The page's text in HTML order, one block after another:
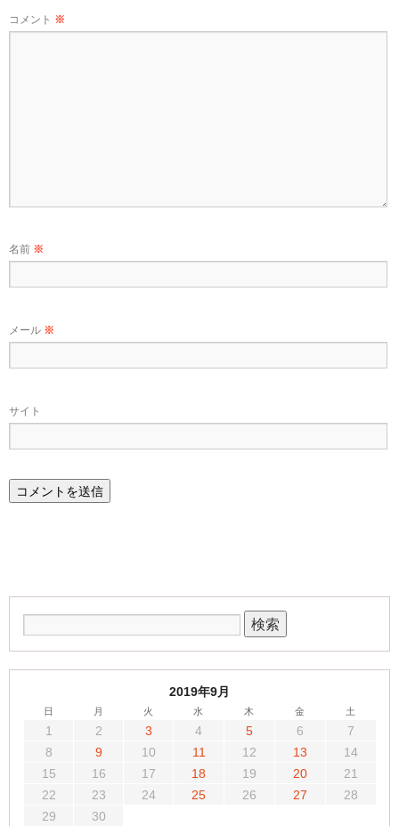
コメント ※
名前 ※
メール ※
サイト
2019年9月
日 月 火 水 木 金 土
1 2 3 4 5 6
7
8
9 10 11 12 13
14
15
16 17 18 19 20
21
22
23 24 25 26 27
28
29
30